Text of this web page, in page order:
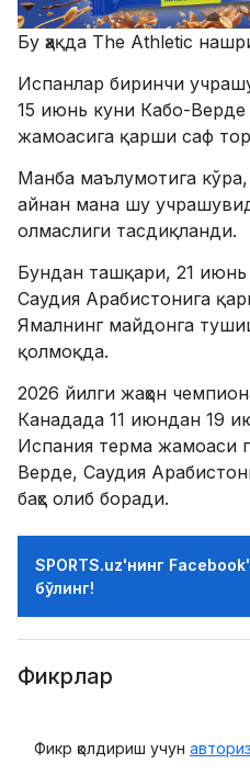
Бу ҳақда The Athletic
Испанлар биринчи
15 июнь куни Кабо-
жамоасига қарши саф
Манба маълумотига
айнан мана шу
олмаслиги тасдиқланди.
Бундан ташқари, 21 июнь
Саудия Арабистонига
Ямалнинг майдонга
қолмоқда.
2026 йилги жаҳон
Канадада 11 июндан 19
Испания терма жамоаси
Верде, Саудия
баҳс олиб боради.
SPORTS.uz'нинг
бўлинг!
Фикрлар
Фикр қолдириш учун